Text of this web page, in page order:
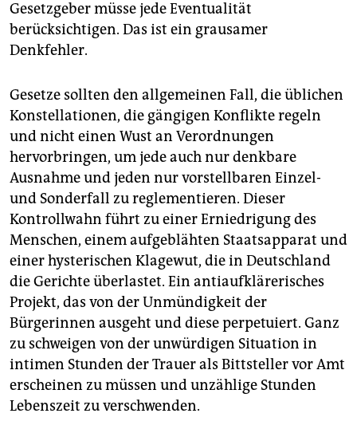
Gesetzgeber müsse jede Eventualität
berücksichtigen. Das ist ein grausamer
Denkfehler.
Gesetze sollten den allgemeinen Fall, die üblichen
Konstellationen, die gängigen Konflikte regeln
und nicht einen Wust an Verordnungen
hervorbringen, um jede auch nur denkbare
Ausnahme und jeden nur vorstellbaren Einzel-
und Sonderfall zu reglementieren. Dieser
Kontrollwahn führt zu einer Erniedrigung des
Menschen, einem aufgeblähten Staatsapparat und
einer hysterischen Klagewut, die in Deutschland
die Gerichte überlastet. Ein antiaufklärerisches
Projekt, das von der Unmündigkeit der
Bürgerinnen ausgeht und diese perpetuiert. Ganz
zu schweigen von der unwürdigen Situation in
intimen Stunden der Trauer als Bittsteller vor Amt
erscheinen zu müssen und unzählige Stunden
Lebenszeit zu verschwenden.